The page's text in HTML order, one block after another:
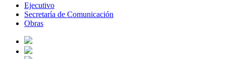
Ejecutivo
Secretaría de Comunicación
Obras